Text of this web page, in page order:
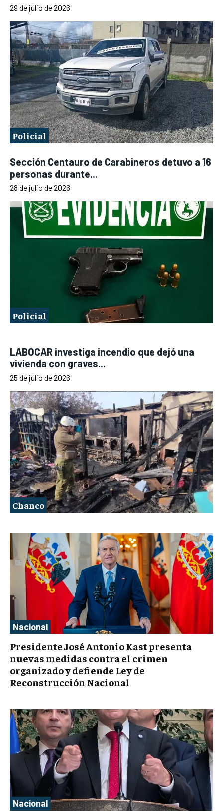
29 de julio de 2026
Policial
Sección Centauro de Carabineros detuvo a 16
personas durante...
28 de julio de 2026
Policial
LABOCAR investiga incendio que dejó una
vivienda con graves...
25 de julio de 2026
Chanco
Nacional
Presidente José Antonio Kast presenta
nuevas medidas contra el crimen
organizado y defiende Ley de
Reconstrucción Nacional
Nacional